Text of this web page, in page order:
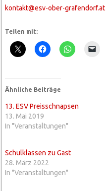
kontakt@esv-ober-grafendorf.at
Teilen mit:
Ähnliche Beiträge
13. ESV Preisschnapsen
13. Mai 2019
In "Veranstaltungen"
Schulklassen zu Gast
28. März 2022
In "Veranstaltungen"